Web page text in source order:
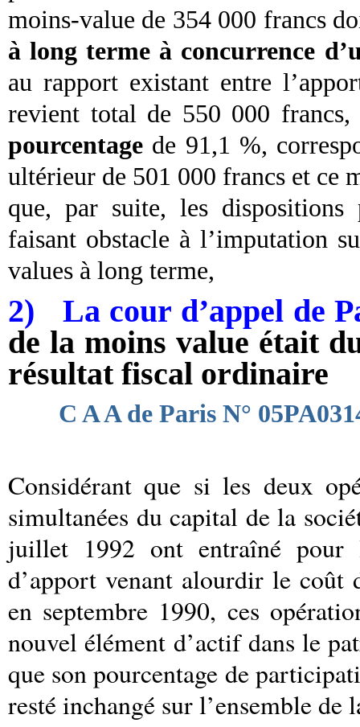
moins-value de 354 000 francs
à long terme à concurrence
au rapport existant entre
revient total de 550 000
pourcentage de 91,1 %,
ultérieur de 501 000 francs et ce
que, par suite, les dispositions
faisant obstacle à l’imputation
values à long terme,
2) La cour d’appel de
de la moins value était
résultat fiscal ordinaire
C A A de Paris N°
Considérant que si les deux
simultanées du capital de la
juillet 1992 ont entraîné pour
d’apport venant alourdir le coût
en septembre 1990, ces
nouvel élément d’actif dans le
que son pourcentage de
resté inchangé sur l’ensemble